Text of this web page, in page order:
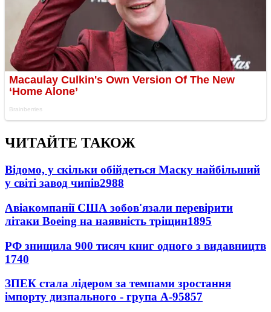
ЧИТАЙТЕ ТАКОЖ
Відомо, у скільки обійдеться Маску найбільший
у світі завод чипів2988
Авіакомпанії США зобов'язали перевірити
літаки Boeing на наявність тріщин1895
РФ знищила 900 тисяч книг одного з видавництв
1740
ЗПЕК стала лідером за темпами зростання
імпорту дизпального - група А-95857